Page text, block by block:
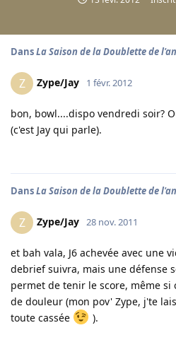
DansLa Saison de la Doublette de
Z Zype/Jay 1 févr. 2012
bon, bowl....dispo vendredi soir?
(c'est Jay qui parle).
DansLa Saison de la Doublette de
Z Zype/Jay 28 nov. 2011
et bah vala, J6 achevée avec une
debrief suivra, mais une défense
permet de tenir le score, même si
de douleur (mon pov' Zype, j'te
toute cassée
).